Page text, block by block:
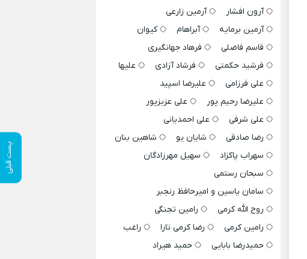
پست قبلی
آرون افشار
آرمین زارعی
آرمین برمایه
آبراهام
کیوان
قاسم فاضلی
فرهاد جهانگیری
فرشید حکمتی
فرشاد آزادی
علیها
علی فرزامی
علیرضا اسپید
علیرضا رحیم پور
علی عزیزپور
علی شرفی
علی احمدیانی
رضا صادقی
شایان یو
شاهین بنان
سهراب پاکزاد
سهیل مهرزادگان
سبحان رستمی
سامان یاسین و امیرحافظ رنجبر
روح الله کرمی
رامین تجنگی
رامین کرمی
رضا کرمی تارا
راغب
حمیدرضا بابایی
حمید هیراد